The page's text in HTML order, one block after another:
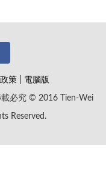
策
電腦版
必究 © 2016 Tien-Wei
Reserved.